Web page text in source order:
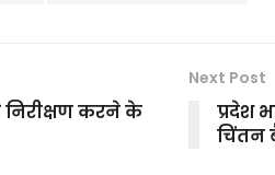
निरीक्षण करने के
Next Post
प्रदेश
चिंतन